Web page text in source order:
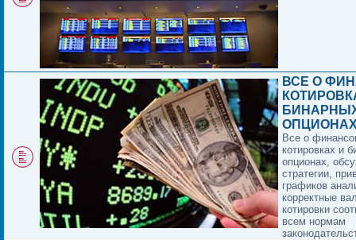
ВСЕ О
Все о
котировках и
опционах,
стратегии,
графиков
корректные
котировки
всем нормам